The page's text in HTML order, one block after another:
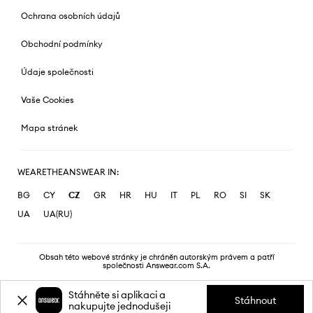
Ochrana osobních údajů
Obchodní podmínky
Údaje společnosti
Vaše Cookies
Mapa stránek
WEARETHEANSWEAR IN:
BG CY CZ GR HR HU IT PL RO SI
SK
UA
UA(RU)
Obsah této webové stránky je chráněn autorským právem a patří
společnosti Answear.com S.A.
Stáhněte si aplikaci a
nakupujte jednodušeji
Stáhnout